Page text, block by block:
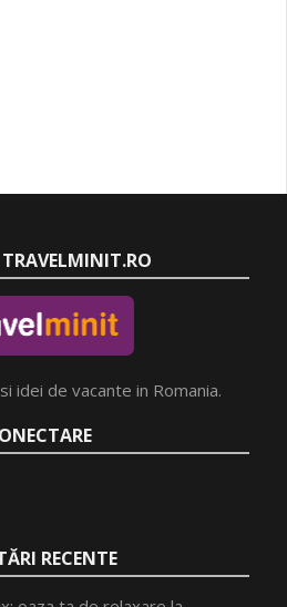
idei de vacante in Romania.
RECENTE